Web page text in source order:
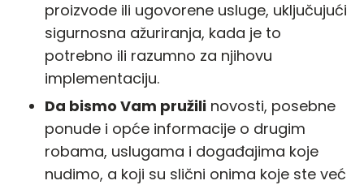
proizvode ili ugovorene usluge, uključujući
sigurnosna ažuriranja, kada je to
potrebno ili razumno za njihovu
implementaciju.
Da bismo Vam pružili novosti, posebne
ponude i opće informacije o drugim
robama, uslugama i događajima koje
nudimo, a koji su slični onima koje ste već